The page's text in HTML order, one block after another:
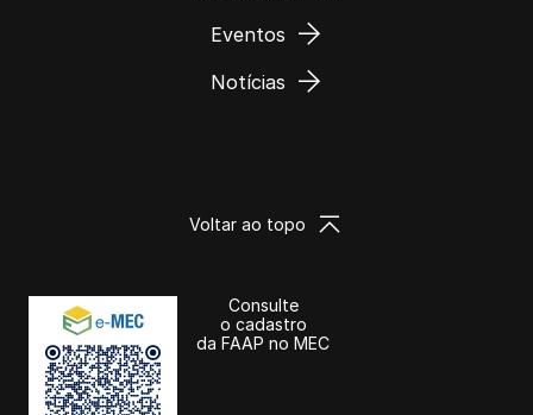
Eventos
Notícias
Consulte
o cadastro
da FAAP no MEC
Voltar ao topo